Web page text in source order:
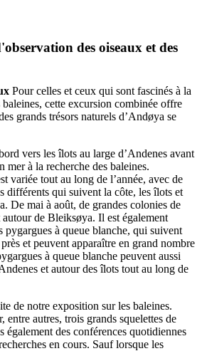
des oiseaux et des
Pour celles et ceux qui sont fascinés à la
cette excursion combinée offre
grands trésors naturels d’Andøya se
vers les îlots au large d’Andenes avant
mer à la recherche des baleines.
variée tout au long de l’année, avec de
différents qui suivent la côte, les îlots et
De mai à août, de grandes colonies de
autour de Bleiksøya. Il est également
pygargues à queue blanche, qui suivent
et peuvent apparaître en grand nombre
à queue blanche peuvent aussi
et autour des îlots tout au long de
de notre exposition sur les baleines.
entre autres, trois grands squelettes de
également des conférences quotidiennes
en cours. Sauf lorsque les